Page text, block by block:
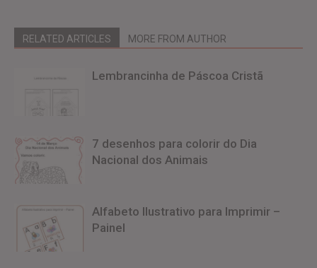
RELATED ARTICLES MORE FROM AUTHOR
Lembrancinha de Páscoa Cristã
7 desenhos para colorir do Dia
Nacional dos Animais
Alfabeto Ilustrativo para Imprimir –
Painel